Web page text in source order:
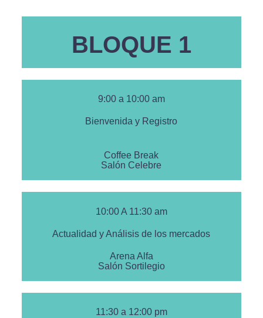
BLOQUE 1
9:00 a 10:00 am
Bienvenida y Registro
Coffee Break
Salón Celebre
10:00 A 11:30 am
Actualidad y Análisis de los mercados
Arena Alfa
Salón Sortilegio
11:30 a 12:00 pm